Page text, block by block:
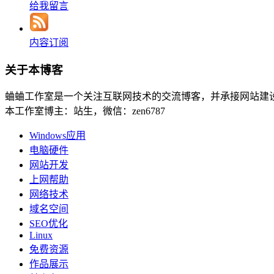
给我留言
内容订阅
关于本博客
蛐蛐工作室是一个关注互联网技术的交流博客，并承接网站建
本工作室博主：站生，微信：zen6787
Windows应用
电脑硬件
网站开发
上网帮助
网络技术
域名空间
SEO优化
Linux
免费资源
作品展示